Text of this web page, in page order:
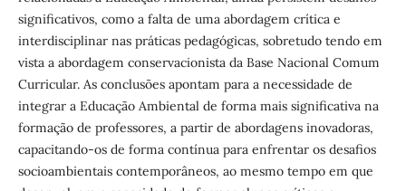
significativos, como a falta de uma abordagem crítica e
interdisciplinar nas práticas pedagógicas, sobretudo tendo em
vista a abordagem conservacionista da Base Nacional Comum
Curricular. As conclusões apontam para a necessidade de
integrar a Educação Ambiental de forma mais significativa na
formação de professores, a partir de abordagens inovadoras,
capacitando-os de forma contínua para enfrentar os desafios
socioambientais contemporâneos, ao mesmo tempo em que